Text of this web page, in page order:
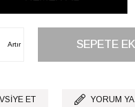
Artır
ET YORUM